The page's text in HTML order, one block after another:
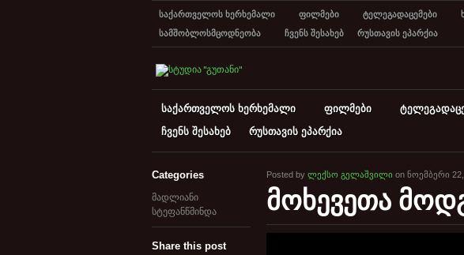
საქართველოს ხერხემალი ფილმები ტელეგადაცემები
სამშობლოსმცოდნეობა
ჩვენს შესახებ რუსთავის ეპარქია
საქართველოს ხერხემალი ფილმები
ჩვენს შესახებ
რუსთავის ეპარქია
Categories
მადლიანი
სტეფანწმინდა
Share this post
Posted by ლექსო გელაშვილი on ნოემბერი
მოხევეთა